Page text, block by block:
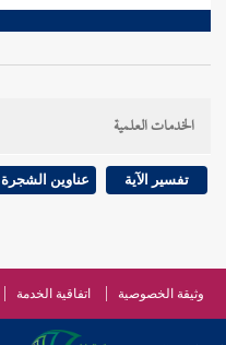
الخدمات العلمية
تفسير الآية عناوين الشجرة
وثيقة الخصوصية اتفاقية الخدمة